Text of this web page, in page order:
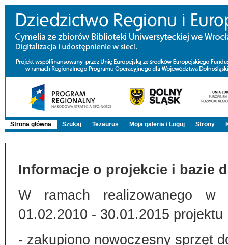
Strona główna Szukaj Tezaurus Moja galeria / Loguj Strony
Informacje o projekcie i bazie
W ramach realizowanego w
01.02.2010 - 30.01.2015 projektu
- zakupiono nowoczesny sprzęt